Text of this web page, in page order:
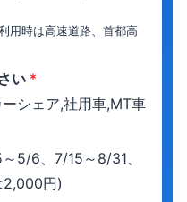
用時は高速道路、首都高
い *
シェア,社用車,MT車
5/6、7/15～8/31、
円)